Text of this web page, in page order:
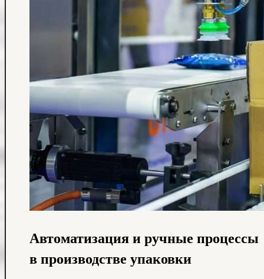
Автоматизация и ручные процессы
в производстве упаковки